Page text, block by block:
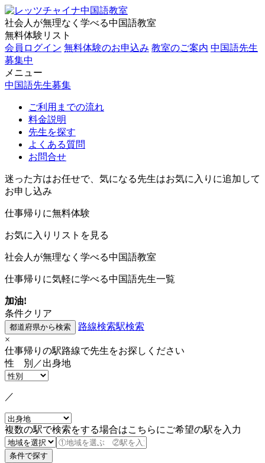
社会人が無理なく学べる中国語教室
無料体験リスト
会員ログイン 無料体験のお申込み 教室のご案内 中国語先生
募集中
メニュー
中国語先生募集
ご利用までの流れ
料金説明
先生を探す
よくある質問
お問合せ
迷った方はお任せで、気になる先生はお気に入りに追加して
お申し込み
仕事帰りに無料体験
お気に入りリストを見る
社会人が無理なく学べる中国語教室
仕事帰りに気軽に学べる中国語先生一覧
加油!
条件クリア
路線検索駅検索
×
仕事帰りの駅路線で先生をお探しください
性 別／出身地
／
複数の駅で検索をする場合はこちらにご希望の駅を入力